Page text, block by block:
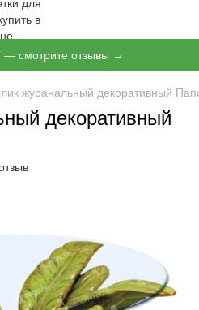
смотрите отзывы →
журанальный декоративный
декоративный